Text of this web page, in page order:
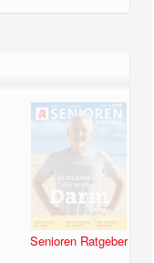
Senioren Ratgeber